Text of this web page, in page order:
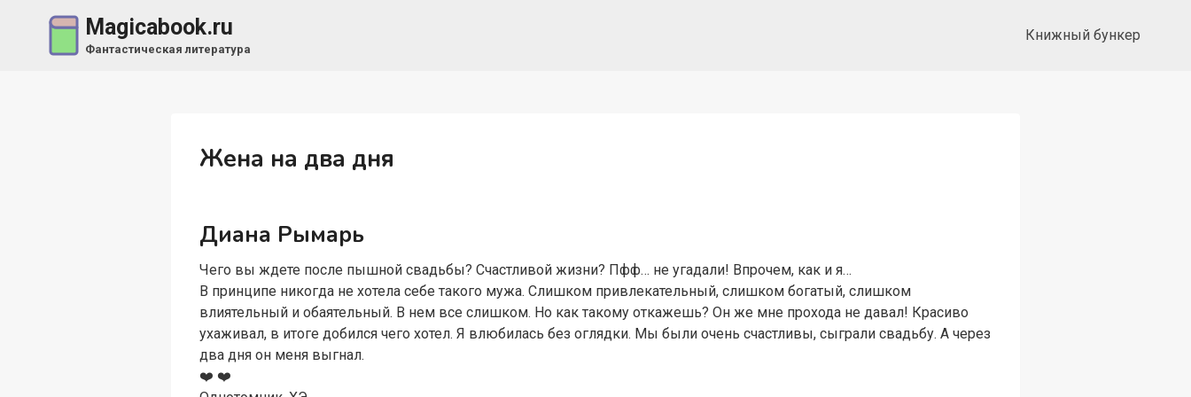
содержимому
Magicabook.ru
Фантастическая литература
Книжный бункер
Жена на два дня
Диана Рымарь
Чего вы ждете после пышной свадьбы? Счастливой жизни? Пфф… не угадали! Впрочем, как и я…
В принципе никогда не хотела себе такого мужа. Слишком привлекательный, слишком богатый, слишком
влиятельный и обаятельный. В нем все слишком. Но как такому откажешь? Он же мне прохода не давал! Красиво
ухаживал, в итоге добился чего хотел. Я влюбилась без оглядки. Мы были очень счастливы, сыграли свадьбу. А через
два дня он меня выгнал.
‍❤️‍ ‍❤️‍